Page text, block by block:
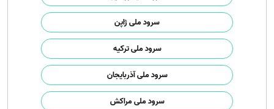
سرود ملی ژاپن
سرود ملی ترکیه
سرود ملی آذربایجان
سرود ملی مراکش